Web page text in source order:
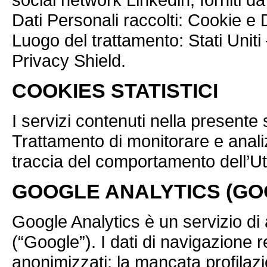
Dati Personali raccolti: Cookie e
Luogo del trattamento: Stati
Privacy Shield.
COOKIES STATISTICI
I servizi contenuti nella
Trattamento di monitorare e
traccia del comportamento
GOOGLE ANALYTICS
Google Analytics è un servizio
(“Google”). I dati di navigazione
anonimizzati; la mancata